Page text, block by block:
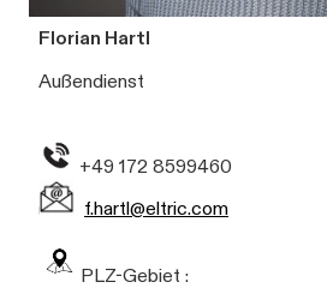
Florian Hartl
Außendienst
+49 172 8599460
f.hartl@eltric.com
PLZ-Gebiet :